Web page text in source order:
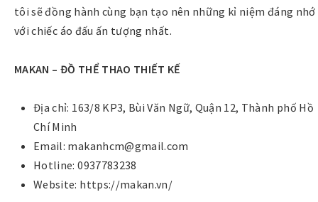
tôi sẽ đồng hành cùng bạn tạo nên những kỉ niệm đáng nhớ
với chiếc áo đấu ấn tượng nhất.
MAKAN – ĐỒ THỂ THAO THIẾT KẾ
Địa chỉ: 163/8 KP3, Bùi Văn Ngữ, Quận 12, Thành phố Hồ
Chí Minh
Email: makanhcm@gmail.com
Hotline: 0937783238
Website: https://makan.vn/